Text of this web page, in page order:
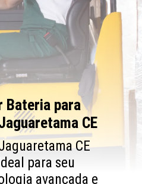
Bateria para
CE
CE
para seu
avançada e